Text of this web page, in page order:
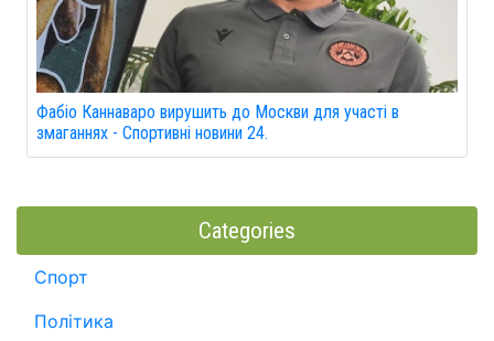
Фабіо Каннаваро вирушить до Москви для участі в
змаганнях - Спортивні новини 24.
Categories
Спорт
Політика